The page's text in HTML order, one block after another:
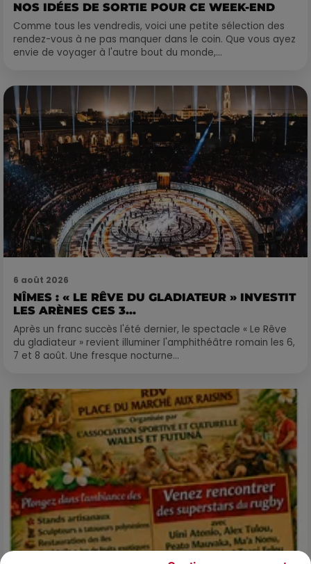
NOS IDÉES DE SORTIE POUR CE WEEK-END
Comme tous les vendredis, voici une petite sélection des
rendez-vous à ne pas manquer dans le coin. Que vous ayez
envie de voyager à l'autre bout du monde,...
6 août 2026
NÎMES : « LE RÊVE DU GLADIATEUR » INVESTIT
LES ARÈNES CES 3...
Après un franc succès l'été dernier, le spectacle « Le Rêve
du gladiateur » revient illuminer l'amphithéâtre romain les 6,
7 et 8 août. Une fresque nocturne...